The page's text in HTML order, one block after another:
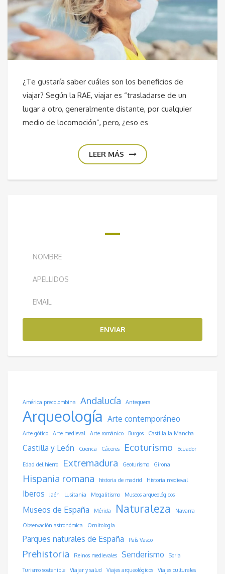
¿Te gustaría saber cuáles son los beneficios de
viajar? Según la RAE, viajar es “trasladarse de un
lugar a otro, generalmente distante, por cualquier
medio de locomoción”, pero, ¿eso es
LEER MÁS
ENVIAR
América precolombina Andalucía Antequera
Arqueología Arte contemporáneo
Arte gótico Arte medieval Arte románico Burgos Castilla la Mancha
Castilla y León Cuenca Cáceres Ecoturismo Ecuador
Edad del hierro Extremadura Geoturismo Girona
Hispania romana historia de madrid Historia medieval
Iberos Jaén Lusitania Megalitismo Museos arqueológicos
Museos de España Mérida Naturaleza Navarra
Observación astronómica Ornitología
Parques naturales de España País Vasco
Prehistoria Reinos medievales Senderismo Soria
Turismo sostenible Viajar y salud Viajes arqueológicos Viajes culturales